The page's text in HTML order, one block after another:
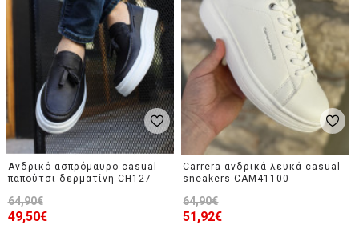
Ανδρικό ασπρόμαυρο casual
παπούτσι δερματίνη CH127
49,50€
64,90€
Carrera ανδρικά λευκά casual
sneakers CAM41100
51,92€
64,90€